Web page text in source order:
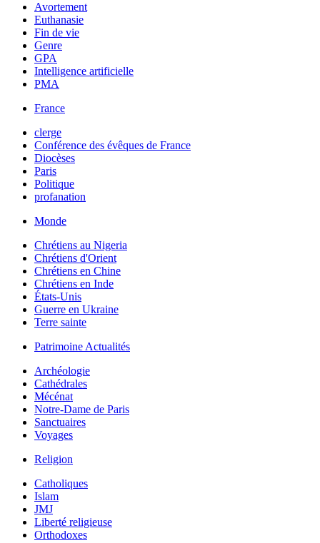
Avortement
Euthanasie
Fin de vie
Genre
GPA
Intelligence artificielle
PMA
France
clerge
Conférence des évêques de France
Diocèses
Paris
Politique
profanation
Monde
Chrétiens au Nigeria
Chrétiens d'Orient
Chrétiens en Chine
Chrétiens en Inde
États-Unis
Guerre en Ukraine
Terre sainte
Patrimoine Actualités
Archéologie
Cathédrales
Mécénat
Notre-Dame de Paris
Sanctuaires
Voyages
Religion
Catholiques
Islam
JMJ
Liberté religieuse
Orthodoxes